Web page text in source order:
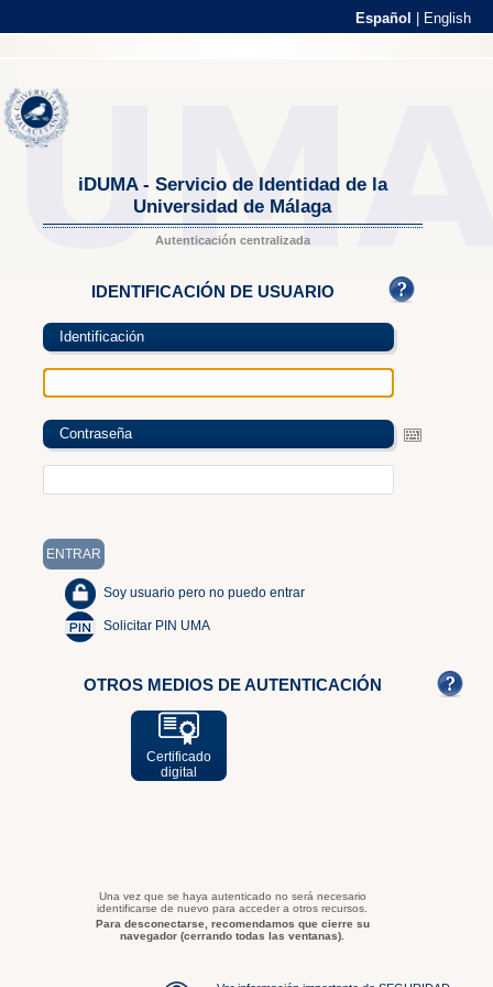
Español English
iDUMA - Servicio de Identidad de la
Universidad de Málaga
Autenticación centralizada
IDENTIFICACIÓN DE USUARIO
Identificación
Contraseña
Soy usuario pero no puedo entrar
Solicitar PIN UMA
OTROS MEDIOS DE AUTENTICACIÓN
Certificado
digital
Una vez que se haya autenticado no será necesario
identificarse de nuevo para acceder a otros recursos.
Para desconectarse, recomendamos que cierre su
navegador (cerrando todas las ventanas).